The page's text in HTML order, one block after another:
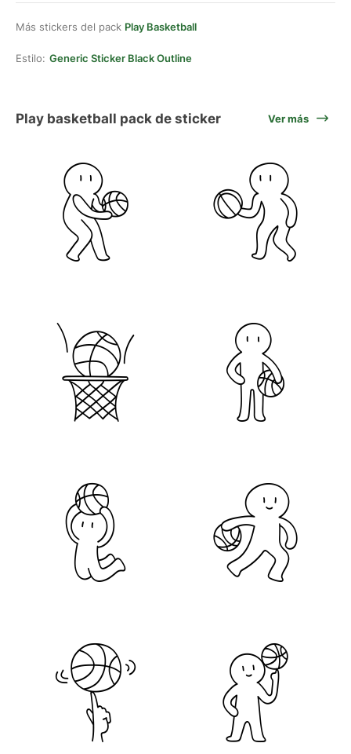
Más stickers del pack Play Basketball
Estilo: Generic Sticker Black Outline
Play basketball pack de sticker Ver más